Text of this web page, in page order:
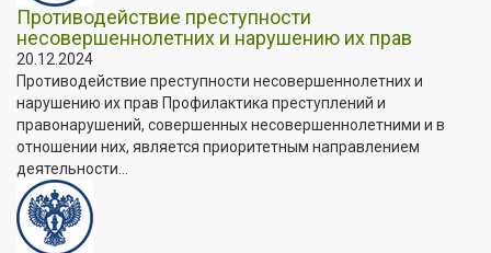
Противодействие преступности
несовершеннолетних и нарушению их прав
20.12.2024
Противодействие преступности несовершеннолетних и
нарушению их прав Профилактика преступлений и
правонарушений, совершенных несовершеннолетними и в
отношении них, является приоритетным направлением
деятельности...